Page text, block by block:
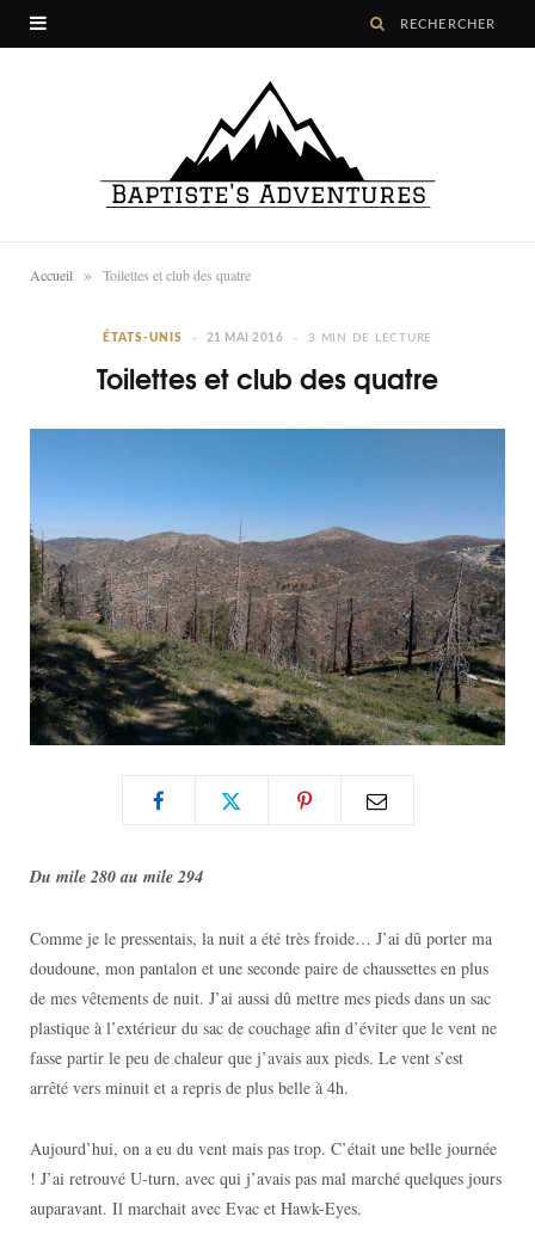
Accueil » Toilettes et club des quatre
ÉTATS-UNIS 21 MAI 2016 3 MIN DE LECTURE
Toilettes et club des quatre
Du mile 280 au mile 294
Comme je le pressentais, la nuit a été très froide… J’ai dû porter ma
doudoune, mon pantalon et une seconde paire de chaussettes en plus
de mes vêtements de nuit. J’ai aussi dû mettre mes pieds dans un sac
plastique à l’extérieur du sac de couchage afin d’éviter que le vent ne
fasse partir le peu de chaleur que j’avais aux pieds. Le vent s’est
arrêté vers minuit et a repris de plus belle à 4h.
Aujourd’hui, on a eu du vent mais pas trop. C’était une belle journée
! J’ai retrouvé U-turn, avec qui j’avais pas mal marché quelques jours
auparavant. Il marchait avec Evac et Hawk-Eyes.